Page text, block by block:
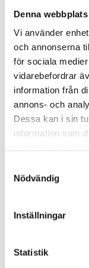
Denna
Vi använder
och annonserna
för sociala
vidarebefordrar
information från
annons- och
Dessa kan i sin
information som
Nödvändig
Inställningar
Statistik
Bonver
och är
med en hög
erbjuder
med
integration